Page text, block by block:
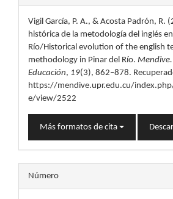
del
artículo
Vigil García, P. A., & Acosta Padrón, R.
histórica de la metodología del inglés
Río/Historical evolution of the english
methodology in Pinar del Río. Mendive.
Educación, 19(3), 862–878.
https://mendive.upr.edu.cu/
e/view/2522
Más formatos de cita
Número